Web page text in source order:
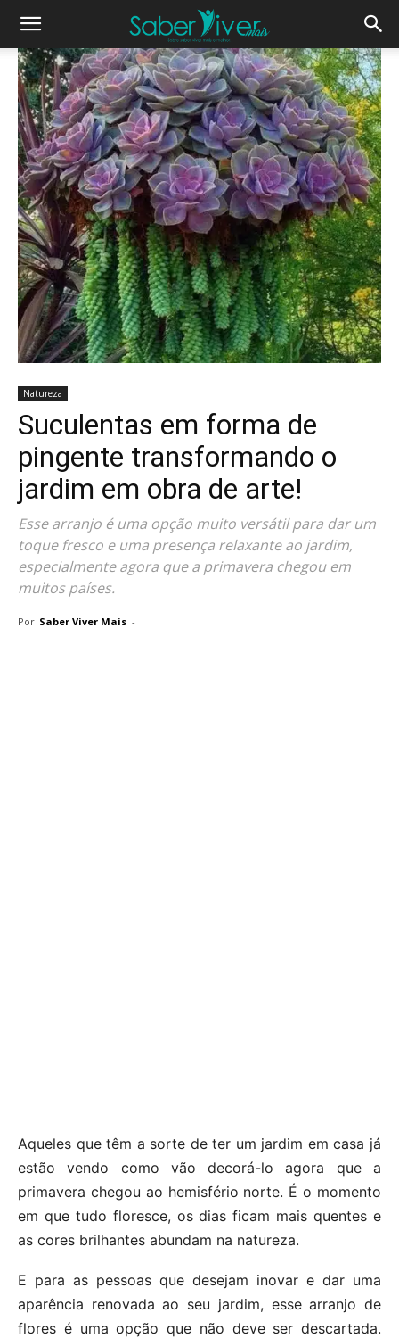
Natureza
Suculentas em forma de
pingente transformando o
jardim em obra de arte!
Esse arranjo é uma opção muito versátil para dar um
toque fresco e uma presença relaxante ao jardim,
especialmente agora que a primavera chegou em
muitos países.
Por Saber Viver Mais -
Aqueles que têm a sorte de ter um jardim em casa já
estão vendo como vão decorá-lo agora que a
primavera chegou ao hemisfério norte. É o momento
em que tudo floresce, os dias ficam mais quentes e
as cores brilhantes abundam na natureza.
E para as pessoas que desejam inovar e dar uma
aparência renovada ao seu jardim, esse arranjo de
flores é uma opção que não deve ser descartada.